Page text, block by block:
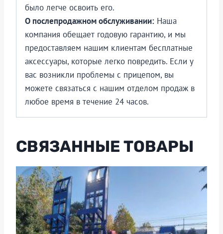
было легче освоить его.
О послепродажном обслуживании: Наша
компания обещает годовую гарантию, и мы
предоставляем нашим клиентам бесплатные
аксессуары, которые легко повредить. Если у
вас возникли проблемы с прицепом, вы
можете связаться с нашим отделом продаж в
любое время в течение 24 часов.
СВЯЗАННЫЕ ТОВАРЫ